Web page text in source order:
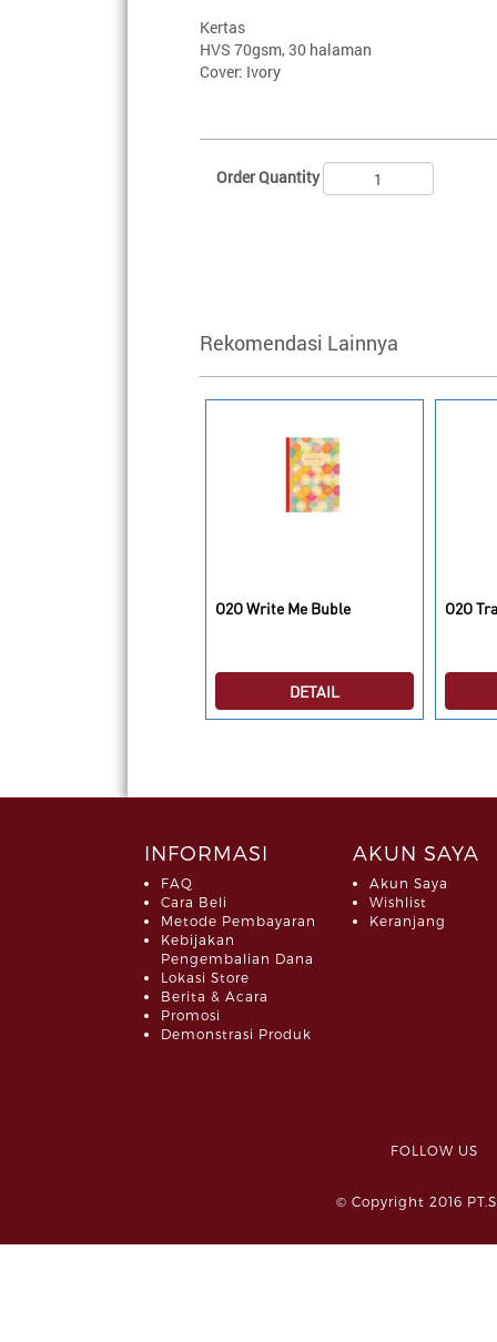
Kertas
HVS 70gsm, 30 halaman
Cover: Ivory
Order Quantity
Rekomendasi Lainnya
O2O Write Me Buble
DETAIL
O2O
INFORMASI
FAQ
Cara Beli
Metode Pembayaran
Kebijakan
Pengembalian Dana
Lokasi Store
Berita & Acara
Promosi
Demonstrasi Produk
AKUN SAYA
Akun Saya
Wishlist
Keranjang
FOLLOW
© Copyright 2016